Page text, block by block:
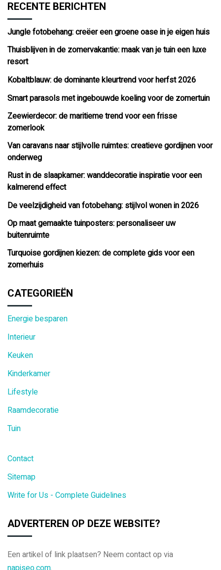
RECENTE BERICHTEN
Jungle fotobehang: creëer een groene oase in je eigen huis
Thuisblijven in de zomervakantie: maak van je tuin een luxe
resort
Kobaltblauw: de dominante kleurtrend voor herfst 2026
Smart parasols met ingebouwde koeling voor de zomertuin
Zeewierdecor: de maritieme trend voor een frisse
zomerlook
Van caravans naar stijlvolle ruimtes: creatieve gordijnen voor
onderweg
Rust in de slaapkamer: wanddecoratie inspiratie voor een
kalmerend effect
De veelzijdigheid van fotobehang: stijlvol wonen in 2026
Op maat gemaakte tuinposters: personaliseer uw
buitenruimte
Turquoise gordijnen kiezen: de complete gids voor een
zomerhuis
CATEGORIEËN
Energie besparen
Interieur
Keuken
Kinderkamer
Lifestyle
Raamdecoratie
Tuin
Contact
Sitemap
Write for Us - Complete Guidelines
ADVERTEREN OP DEZE WEBSITE?
Een artikel of link plaatsen? Neem contact op via